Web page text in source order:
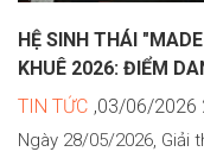
HỆ SINH THÁI
KHUÊ 2026: ĐIỂM
TIN TỨC ,03/06/2026
Ngày 28/05/2026, Giải